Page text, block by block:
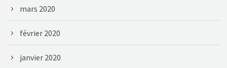
mars 2020
février 2020
janvier 2020